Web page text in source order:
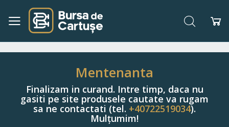
Navigați
Conținut
Căutare
Mentenanta
Finalizam in curand. Intre timp, daca nu
gasiti pe site produsele cautate va rugam
sa ne contactati (tel. +40722519034).
Mulțumim!